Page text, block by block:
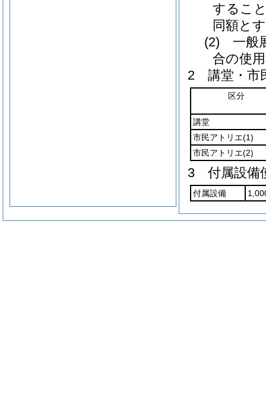
するこ
同額と
(2) 一般
合の使
2 講堂・市
区分
講堂
市民アトリエ(1)
市民アトリエ(2)
3 付属設備
付属設備